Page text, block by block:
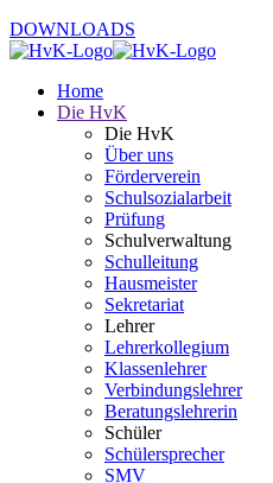
DOWNLOADS
Home
Die HvK
Die HvK
Über uns
Förderverein
Schulsozialarbeit
Prüfung
Schulverwaltung
Schulleitung
Hausmeister
Sekretariat
Lehrer
Lehrerkollegium
Klassenlehrer
Verbindungslehrer
Beratungslehrerin
Schüler
Schülersprecher
SMV